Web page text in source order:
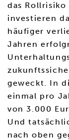
das
investieren
häufiger
Jahren
geweckt. In
einmal pro
von 3.000
Und
nach oben